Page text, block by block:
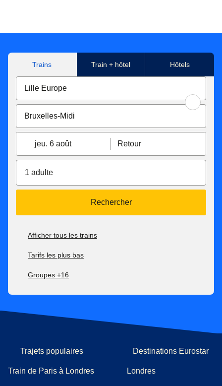
Trains Train + hôtel Hôtels
jeu. 6 août Retour
1 adulte
Rechercher
Afficher tous les trains
Tarifs les plus bas
Groupes +16
Trajets populaires
Train de Paris à Londres
Destinations Eurostar
Londres